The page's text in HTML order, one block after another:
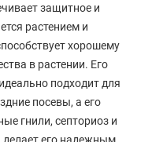
защитное и
растением и
хорошему
в растении. Его
подходит для
посевы, а его
гнили, септориоз и